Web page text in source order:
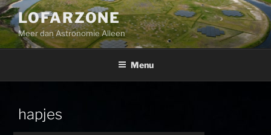
Ga
naar
de
inhoud
LOFARZONE
Meer dan Astronomie Alleen
Menu
hapjes